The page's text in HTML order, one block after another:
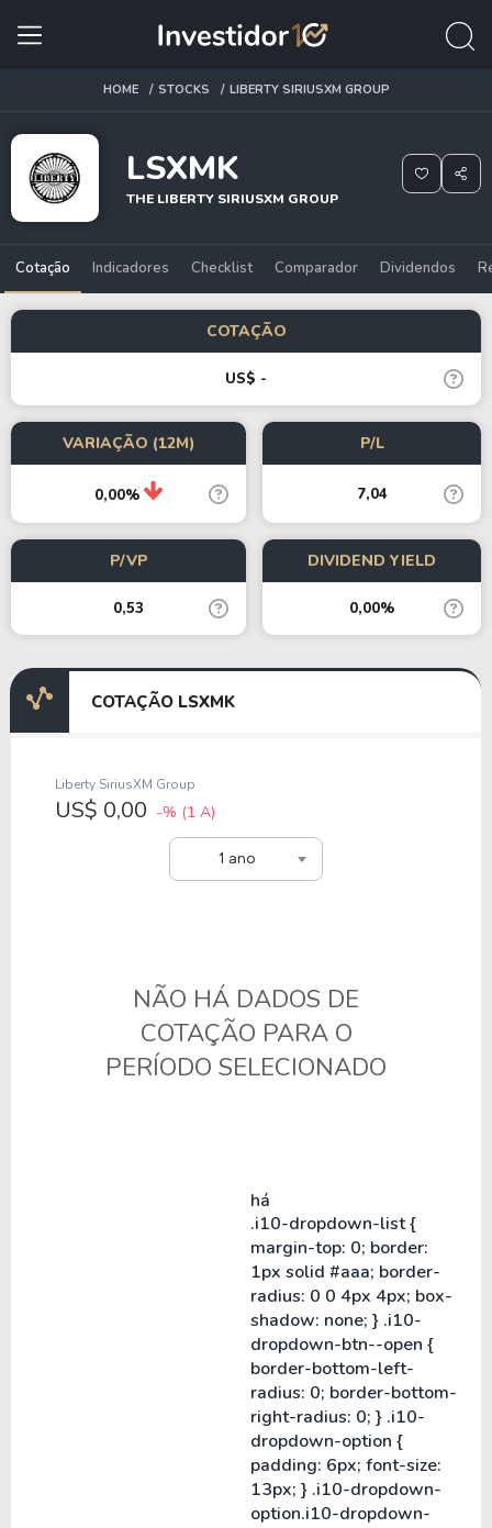
HOME STOCKS LIBERTY SIRIUSXM GROUP
LSXMK
THE LIBERTY SIRIUSXM GROUP
Cotação Indicadores Checklist Comparador Dividendos
COTAÇÃO
US$ -
VARIAÇÃO (12M)
0,00%
P/L
7,04
P/VP
0,53
DIVIDEND YIELD
0,00%
COTAÇÃO LSXMK
1 ano
Liberty SiriusXM Group
US$ 0,00 -% (1 A)
NÃO HÁ DADOS DE
COTAÇÃO PARA O
PERÍODO SELECIONADO
há